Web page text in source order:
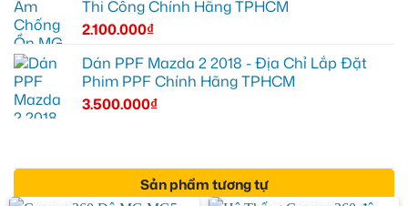
Thi Công Chính Hãng TPHCM
2.100.000₫
Dán PPF Mazda 2 2018 - Địa Chỉ Lắp Đặt
Phim PPF Chính Hãng TPHCM
3.500.000₫
Sản phẩm tương tự